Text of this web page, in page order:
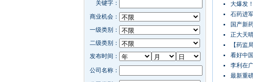
大爆发
石药进
国产新
正大天
【药监
看好中
李利在
最新重